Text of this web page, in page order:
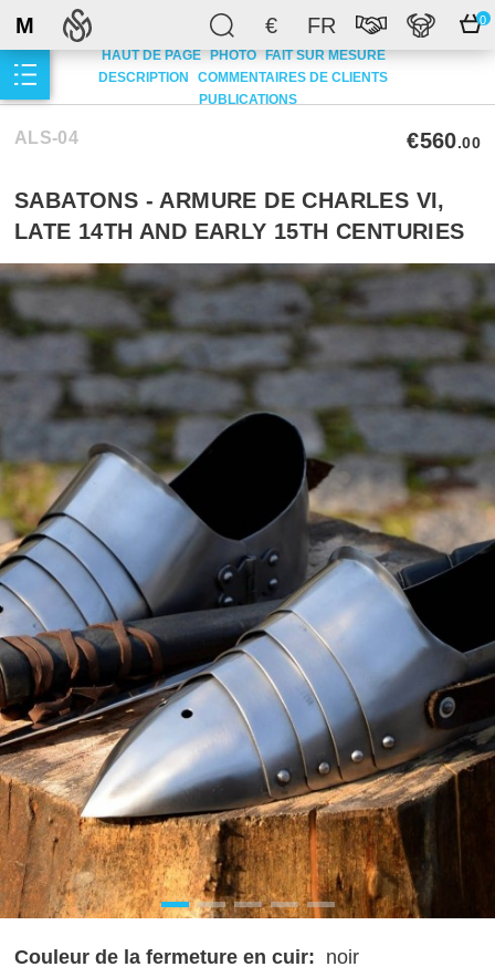
€ FR 0
M
HAUT DE PAGE PHOTO FAIT SUR MESURE
DESCRIPTION
COMMENTAIRES DE CLIENTS
PUBLICATIONS
ALS-04 €560.00
SABATONS - ARMURE DE CHARLES VI,
LATE 14TH AND EARLY 15TH CENTURIES
Couleur de la fermeture en cuir: noir